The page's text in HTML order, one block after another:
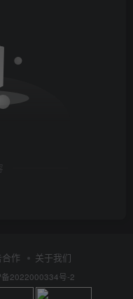
作 关于我们
备2022000334号-2